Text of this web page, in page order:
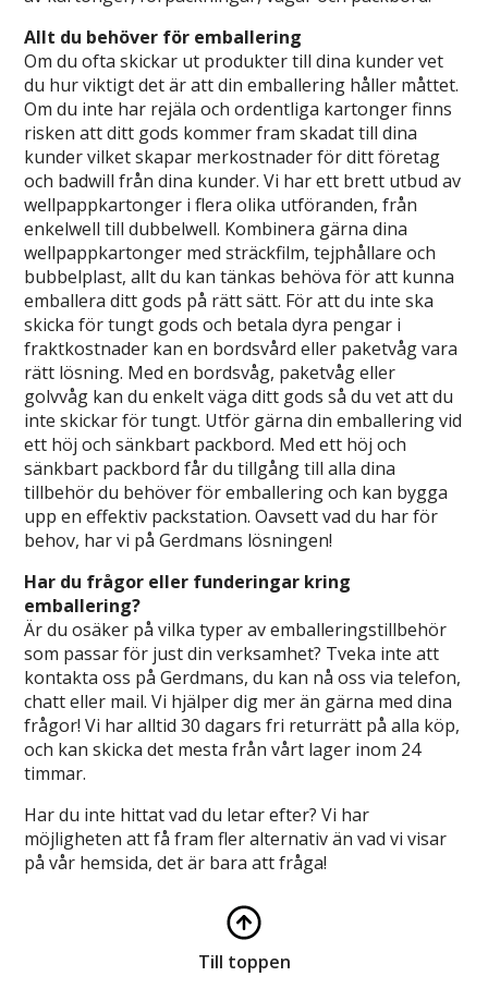
Allt du behöver för emballering
Om du ofta skickar ut produkter till dina kunder vet
du hur viktigt det är att din emballering håller måttet.
Om du inte har rejäla och ordentliga kartonger finns
risken att ditt gods kommer fram skadat till dina
kunder vilket skapar merkostnader för ditt företag
och badwill från dina kunder. Vi har ett brett utbud av
wellpappkartonger i flera olika utföranden, från
enkelwell till dubbelwell. Kombinera gärna dina
wellpappkartonger med sträckfilm, tejphållare och
bubbelplast, allt du kan tänkas behöva för att kunna
emballera ditt gods på rätt sätt. För att du inte ska
skicka för tungt gods och betala dyra pengar i
fraktkostnader kan en bordsvård eller paketvåg vara
rätt lösning. Med en bordsvåg, paketvåg eller
golvvåg kan du enkelt väga ditt gods så du vet att du
inte skickar för tungt. Utför gärna din emballering vid
ett höj och sänkbart packbord. Med ett höj och
sänkbart packbord får du tillgång till alla dina
tillbehör du behöver för emballering och kan bygga
upp en effektiv packstation. Oavsett vad du har för
behov, har vi på Gerdmans lösningen!
Har du frågor eller funderingar kring
emballering?
Är du osäker på vilka typer av emballeringstillbehör
som passar för just din verksamhet? Tveka inte att
kontakta oss på Gerdmans, du kan nå oss via telefon,
chatt eller mail. Vi hjälper dig mer än gärna med dina
frågor! Vi har alltid 30 dagars fri returrätt på alla köp,
och kan skicka det mesta från vårt lager inom 24
timmar.
Har du inte hittat vad du letar efter? Vi har
möjligheten att få fram fler alternativ än vad vi visar
på vår hemsida, det är bara att fråga!
Till toppen